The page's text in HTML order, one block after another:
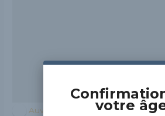
Auvergne-Rhône-Alpes
votre